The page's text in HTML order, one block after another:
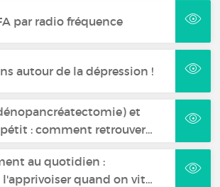
par radio fréquence
autour de la dépression !
et
: comment retrouver…
au quotidien :
quand on vit…